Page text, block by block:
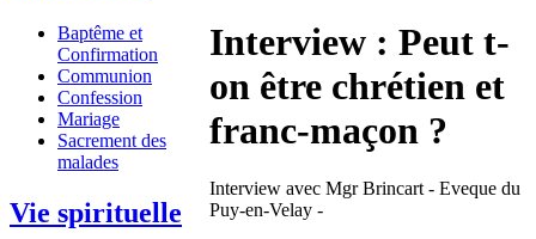
Baptême et
Confirmation
Communion
Confession
Mariage
Sacrement des
malades
Vie spirituelle
Interview : Peut t-
on être chrétien et
franc-maçon ?
Interview avec Mgr Brincart - Eveque du
Puy-en-Velay -